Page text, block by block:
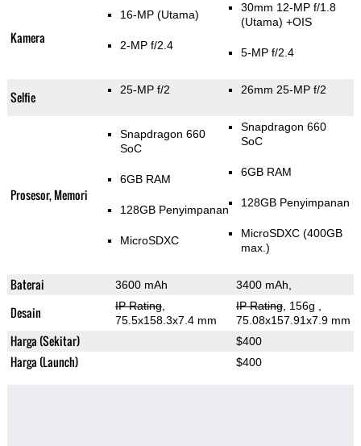
Kamera
16-MP (Utama)
2-MP f/2.4
30mm 12-MP f/1.8
(Utama) +OIS
5-MP f/2.4
Selfie 25-MP f/2 26mm 25-MP f/2
Prosesor, Memori
Snapdragon 660
SoC
6GB RAM
128GB Penyimpanan
MicroSDXC
Snapdragon 660
SoC
6GB RAM
128GB Penyimpanan
MicroSDXC (400GB
max.)
Baterai 3600 mAh 3400 mAh,
Desain IP Rating,
75.5x158.3x7.4 mm
IP Rating, 156g
75.08x157.91x7.9 mm
Harga (Sekitar) $400
Harga (Launch) $400